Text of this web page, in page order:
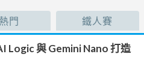
熱門 鐵人賽
Logic 與 Gemini Nano 打造